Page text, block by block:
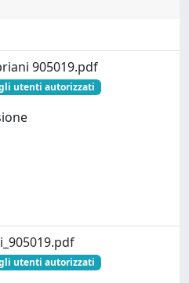
905019.pdf
utenti autorizzati
utenti autorizzati